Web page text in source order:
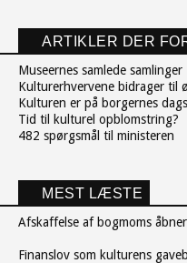
ARTIKLER DER
Museernes samlede samlinger
Kulturerhvervene bidrager til
Kulturen er på borgernes
Tid til kulturel opblomstring?
482 spørgsmål til ministeren
MEST LÆSTE
Afskaffelse af bogmoms
Finanslov som kulturens